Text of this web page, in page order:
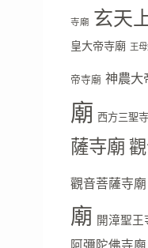
寺廟 玄天
皇大帝寺廟 王
帝寺廟 神農大
廟 西方三聖
薩寺廟
觀音菩薩寺廟
廟 開漳聖王